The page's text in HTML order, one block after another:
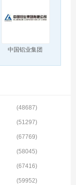
中国铝业集团
(48687)
(51297)
(67769)
(58045)
(67416)
(59952)